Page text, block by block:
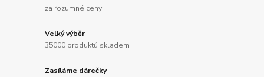
za rozumné ceny
Velký výběr
35000 produktů skladem
Zasíláme dárečky